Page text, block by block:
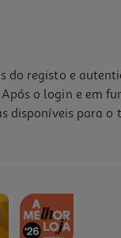
registo e
o login e em
disponíveis para